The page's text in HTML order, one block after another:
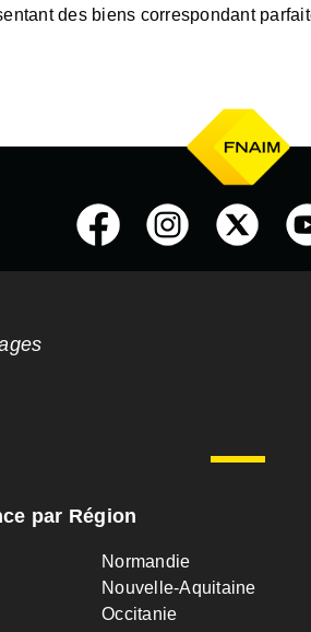
des biens correspondant
par Région
Normandie
Nouvelle-Aquitaine
Occitanie